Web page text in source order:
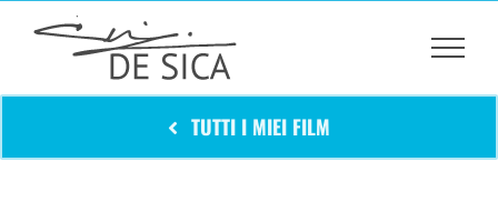
TUTTI I MIEI FILM